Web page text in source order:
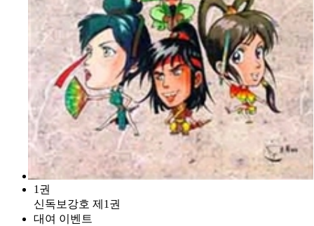
1권
신독보강호 제1권
대여 이벤트